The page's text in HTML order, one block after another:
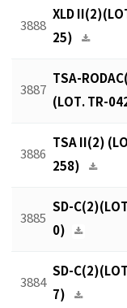
3888
XLD
25)
3887
TSA-
(LOT. TR-
3886
TSA II(2)
258)
3885
SD-
0)
3884
SD-
7)